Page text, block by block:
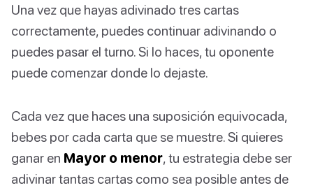
Una vez que hayas adivinado tres cartas
correctamente, puedes continuar adivinando o
puedes pasar el turno. Si lo haces, tu oponente
puede comenzar donde lo dejaste.
Cada vez que haces una suposición equivocada,
bebes por cada carta que se muestre. Si quieres
ganar en Mayor o menor, tu estrategia debe ser
adivinar tantas cartas como sea posible antes de